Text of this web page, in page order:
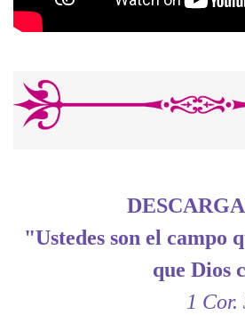
"Ustedes son el campo
que Dios
1